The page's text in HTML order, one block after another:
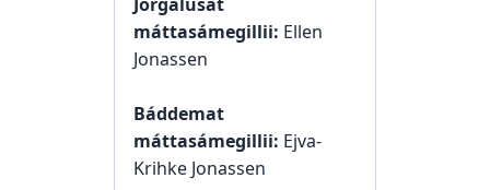
máttasámegillii: Ellen
Jonassen
Báddemat
máttasámegillii: Ejva-
Krihke Jonassen